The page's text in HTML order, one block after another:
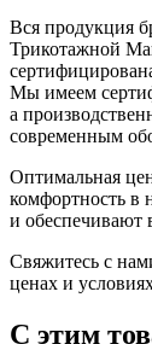
Вся продукция
Трикотажной
Мы имеем
а
современным
Оптимальная
комфортность в
и обеспечивают
Свяжитесь с
ценах и
С этим